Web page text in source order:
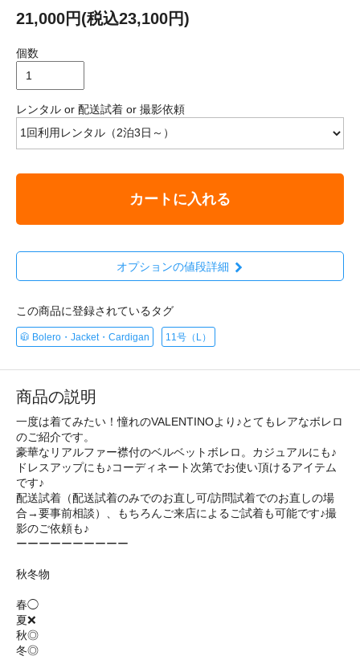
21,000円(税込23,100円)
個数
レンタル or 配送試着 or 撮影依頼
カートに入れる
オプションの値段詳細
この商品に登録されているタグ
🧥 Bolero・Jacket・Cardigan 11号（L）
商品の説明
一度は着てみたい！憧れのVALENTINOより♪とてもレアなボレロ
のご紹介です。
豪華なリアルファー襟付のベルベットボレロ。カジュアルにも♪
ドレスアップにも♪コーディネート次第でお使い頂けるアイテム
です♪
配送試着（配送試着のみでのお直し可/訪問試着でのお直しの場
合→要事前相談）、もちろんご来店によるご試着も可能です♪撮
影のご依頼も♪
ーーーーーーーーーー
秋冬物
春◯
夏❌
秋◎
冬◎